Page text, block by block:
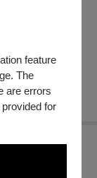
feature
The
are errors
provided for
曲 | 蔡昱姍 編